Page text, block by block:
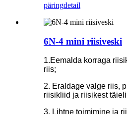
päringdetail
6N-4 mini riisiveski
1.Eemalda korraga
riis;
2. Eraldage valge riis,
riisikliid ja riisikest
3. Lihtne toimimine ja